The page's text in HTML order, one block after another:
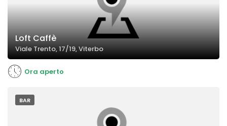
Loft Caffè
Viale Trento, 17/19, Viterbo
Ora aperto
BAR